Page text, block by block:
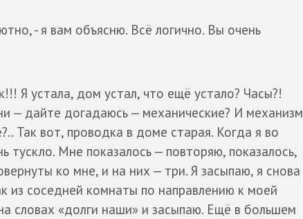
- я вам объясню. Всё логично. Вы очень
Я устала, дом устал, что ещё устало? Часы?!
— дайте догадаюсь — механические? И механизм
Так вот, проводка в доме старая. Когда я во
тускло. Мне показалось — повторяю, показалось,
ко мне, и на них — три. Я засыпаю, я снова
из соседней комнаты по направлению к моей
словах «долги наши» и засыпаю. Ещё в большем